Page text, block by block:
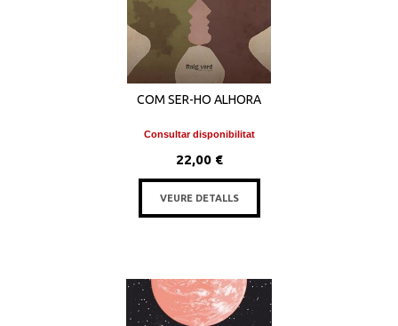
COM SER-HO ALHORA
Consultar disponibilitat
22,00 €
VEURE DETALLS